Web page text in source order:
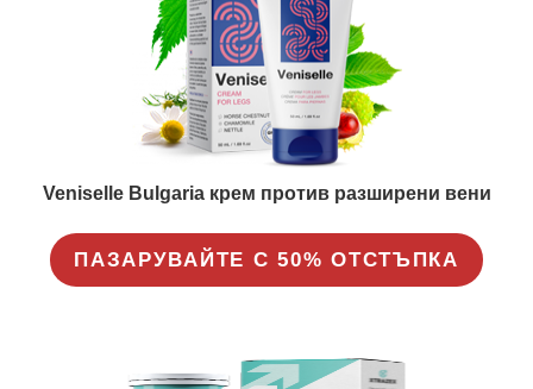
Veniselle Bulgaria крем против разширени вени
ПАЗАРУВАЙТЕ С 50% ОТСТЪПКА